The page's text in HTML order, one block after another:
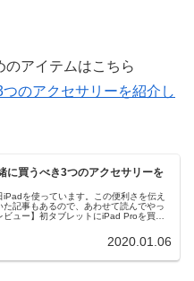
アイテムはこちら
のアクセサリーを紹介し
に買うべき3つのアクセサリーを
iPadを使っています。この便利さを伝え
た記事もあるので、あわせて読んでやっ
ュー】初タブレットにiPad Proを買っ
2020.01.06